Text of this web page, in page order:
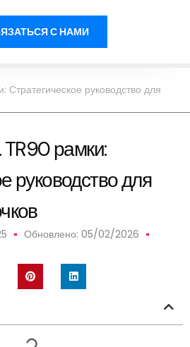
С НАМИ
Стратегическое руководство для
TR90 рамки:
руководство для
Обновлено: 05/02/2026